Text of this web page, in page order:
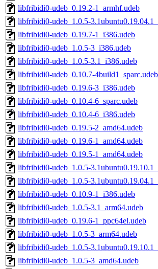
libfribidi0-udeb_0.19.2-1_armhf.udeb
libfribidi0-udeb_1.0.5-
libfribidi0-udeb_0.19.7-1_i386.udeb
libfribidi0-udeb_1.0.5-3_i386.udeb
libfribidi0-udeb_1.0.5-3.1_i386.udeb
libfribidi0-udeb_0.10.7-4build1_sparc.udeb
libfribidi0-udeb_0.19.6-3_i386.udeb
libfribidi0-udeb_0.10.4-6_sparc.udeb
libfribidi0-udeb_0.10.4-6_i386.udeb
libfribidi0-udeb_0.19.5-2_amd64.udeb
libfribidi0-udeb_0.19.6-1_amd64.udeb
libfribidi0-udeb_0.19.5-1_amd64.udeb
libfribidi0-udeb_1.0.5-
libfribidi0-udeb_1.0.5-
libfribidi0-udeb_0.10.9-1_i386.udeb
libfribidi0-udeb_1.0.5-3.1_arm64.udeb
libfribidi0-udeb_0.19.6-1_ppc64el.udeb
libfribidi0-udeb_1.0.5-3_arm64.udeb
libfribidi0-udeb_1.0.5-
libfribidi0-udeb_1.0.5-3_amd64.udeb